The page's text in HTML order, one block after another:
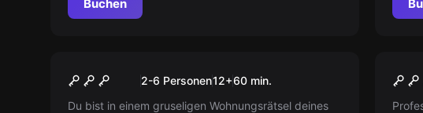
Buchen
Blutrausch2-6 Personen12+60 min.
Du bist in einem gruseligen Wohnungsrätsel deines
Neu
Im